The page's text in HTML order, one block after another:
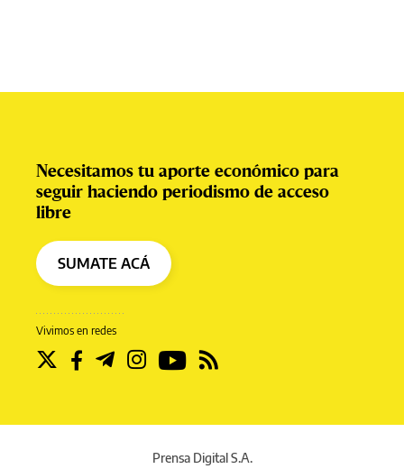
Vivimos en redes
Necesitamos tu aporte económico para
seguir haciendo periodismo de acceso
libre
SUMATE ACÁ
Prensa Digital S.A.